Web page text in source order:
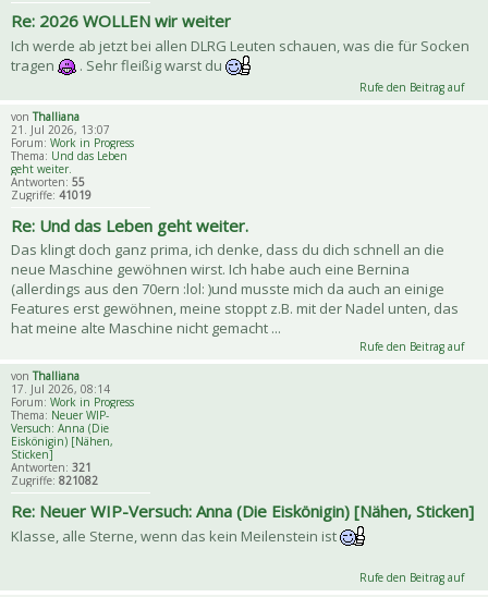
Re: 2026 WOLLEN wir weiter
Ich werde ab jetzt bei allen DLRG Leuten schauen, was die für Socken
tragen
. Sehr fleißig warst du
Rufe den Beitrag auf
vonThalliana
21. Jul 2026, 13:07
Forum: Work in Progress
Thema: Und das Leben
geht weiter.
Antworten: 55
Zugriffe: 41019
Re: Und das Leben geht weiter.
Das klingt doch ganz prima, ich denke, dass du dich schnell an die
neue Maschine gewöhnen wirst. Ich habe auch eine Bernina
(allerdings aus den 70ern :lol: )und musste mich da auch an einige
Features erst gewöhnen, meine stoppt z.B. mit der Nadel unten, das
hat meine alte Maschine nicht gemacht ...
Rufe den Beitrag auf
von Thalliana
17. Jul 2026, 08:14
Forum: Work in Progress
Thema: Neuer WIP-
Versuch: Anna (Die
Eiskönigin) [Nähen,
Sticken]
Antworten: 321
Zugriffe: 821082
Re: Neuer WIP-Versuch: Anna (Die Eiskönigin) [Nähen, Sticken]
Klasse, alle Sterne, wenn das kein Meilenstein ist
Rufe den Beitrag auf